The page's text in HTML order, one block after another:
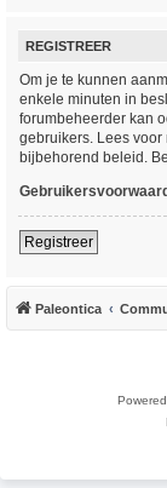
REGISTREER
Om je te kunnen
enkele minuten in
forumbeheerder kan
gebruikers. Lees
bijbehorend beleid.
Registreer
Paleontica